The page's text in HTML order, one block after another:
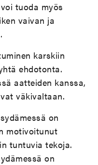
tuoda myös
vaivan ja
karskiin
ehdotonta.
aatteiden kanssa,
väkivaltaan.
on
motivoitunut
tuntuvia tekoja.
on